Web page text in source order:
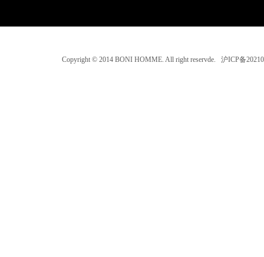
Copyright © 2014 BONI HOMME. All right reservde. 沪ICP备